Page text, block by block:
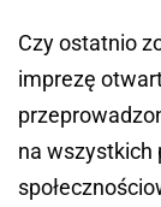
Czy ostatnio
imprezę
na wszystkich